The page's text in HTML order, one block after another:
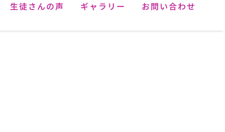
生徒さんの声 ギャラリー お問い合わせ